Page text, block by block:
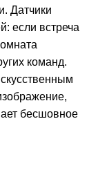
Датчики
если встреча
команд.
бесшовное